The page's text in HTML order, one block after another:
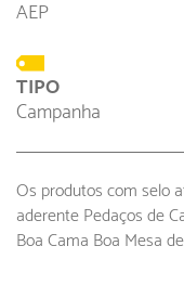
AEP
TIPO
Campanha
Os produtos com selo
aderente Pedaços de
Boa Cama Boa Mesa